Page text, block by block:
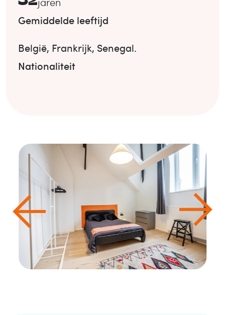
Gemiddelde leeftijd
België, Frankrijk, Senegal.
Nationaliteit